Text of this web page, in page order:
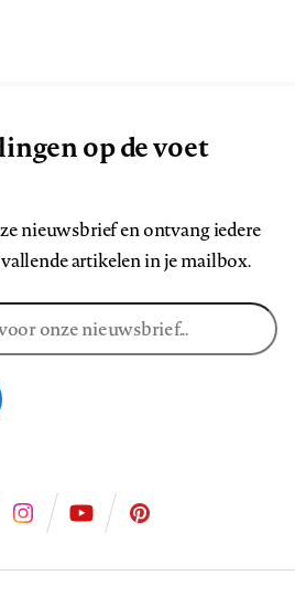
op de voet
nieuwsbrief en ontvang iedere
artikelen in je mailbox.
ons
ons
ons